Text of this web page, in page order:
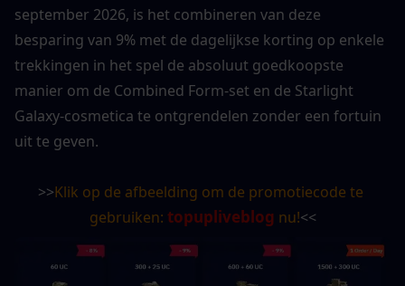
september 2026, is het combineren van deze
besparing van 9% met de dagelijkse korting op enkele
trekkingen in het spel de absoluut goedkoopste
manier om de Combined Form-set en de Starlight
Galaxy-cosmetica te ontgrendelen zonder een fortuin
uit te geven.
>>Klik op de afbeelding om de promotiecode te
gebruiken: topupliveblog nu!<<